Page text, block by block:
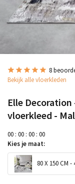
8
Bekijk alle vloerkleden
Elle
vloerkleed -
00 : 00 : 00 : 00
Kies je maat:
80 X 150 CM -